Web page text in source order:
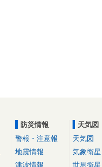
防災情報
警報・注意報
地震情報
津波情報
天気図
天気図
気象衛星
世界衛星